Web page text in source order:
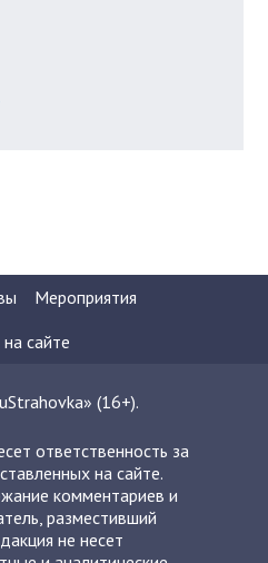
Мероприятия
сайте
(16+).
ответственность за
на сайте.
комментариев и
разместивший
не несет